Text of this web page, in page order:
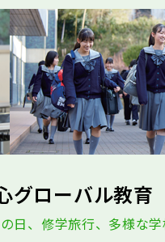
グローバル教育
日、修学旅行、多様な